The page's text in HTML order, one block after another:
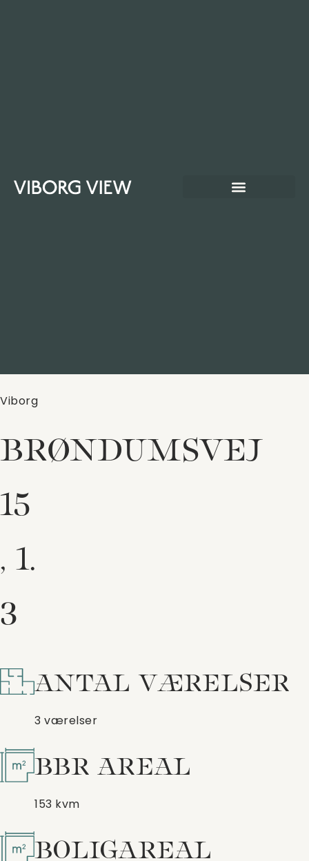
Viborg
BRØNDUMSVEJ
15
, 1.
3
ANTAL VÆRELSER
3 værelser
BBR AREAL
153 kvm
BOLIGAREAL